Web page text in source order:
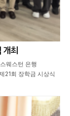
최
웨스턴 은행
21회 장학금 시상식